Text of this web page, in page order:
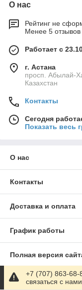
О нас
Рейтинг не
Менее 5 отзывов
Работает с
г. Астана
просп. Абылай-
Казахстан
Контакты
Сегодня
Показать весь
О нас
Контакты
Доставка и оплата
График работы
Полная версия
Сайт создан на
+7 (707) 863-68-
связаться с